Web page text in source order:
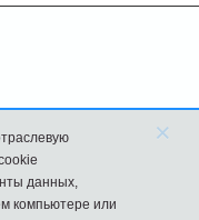
данных,
компьютере или
×